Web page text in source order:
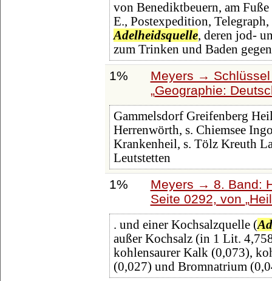
von Benediktbeuern, am
E., Postexpedition,
Adelheidsquelle, deren jod-
zum Trinken und Baden
1%
Meyers →
Geographie:
Gammelsdorf Greifenberg
Herrenwörth, s. Chiemsee
Krankenheil, s. Tölz Kreuth
Leutstetten
1%
Meyers → 8. Band:
Seite 0292, von
. und einer Kochsalzquelle (
außer Kochsalz (in 1 Lit.
kohlensaurer Kalk (0,073),
(0,027) und Bromnatrium